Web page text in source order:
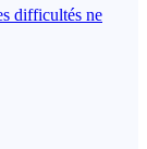
difficultés ne